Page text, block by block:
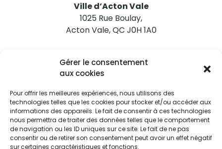
Gérer le consentement
aux cookies
Pour offrir les meilleures expériences, nous utilisons des
technologies telles que les cookies pour stocker et/ou accéder aux
informations des appareils. Le fait de consentir à ces technologies
nous permettra de traiter des données telles que le comportement
de navigation ou les ID uniques sur ce site. Le fait de ne pas
consentir ou de retirer son consentement peut avoir un effet négatif
sur certaines caractéristiques et fonctions.
Ville d’Acton Vale
1025 Rue Boulay,
Acton Vale, QC J0H 1A0
Nous joindre
Tél. 450 546-2703
Restez informés